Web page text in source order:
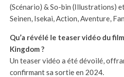
(Scénario) & So-bin (Illustrations)
Seinen, Isekai, Action, Aventure,
Qu’a révélé le teaser vidéo du
Kingdom ?
Un teaser vidéo a été dévoilé,
confirmant sa sortie en 2024.